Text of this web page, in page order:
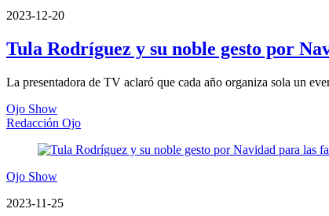
2023-12-20
Tula Rodríguez y su noble gesto por
La presentadora de TV aclaró que cada año organiza sola un
Ojo Show
Redacción Ojo
Ojo Show
2023-11-25